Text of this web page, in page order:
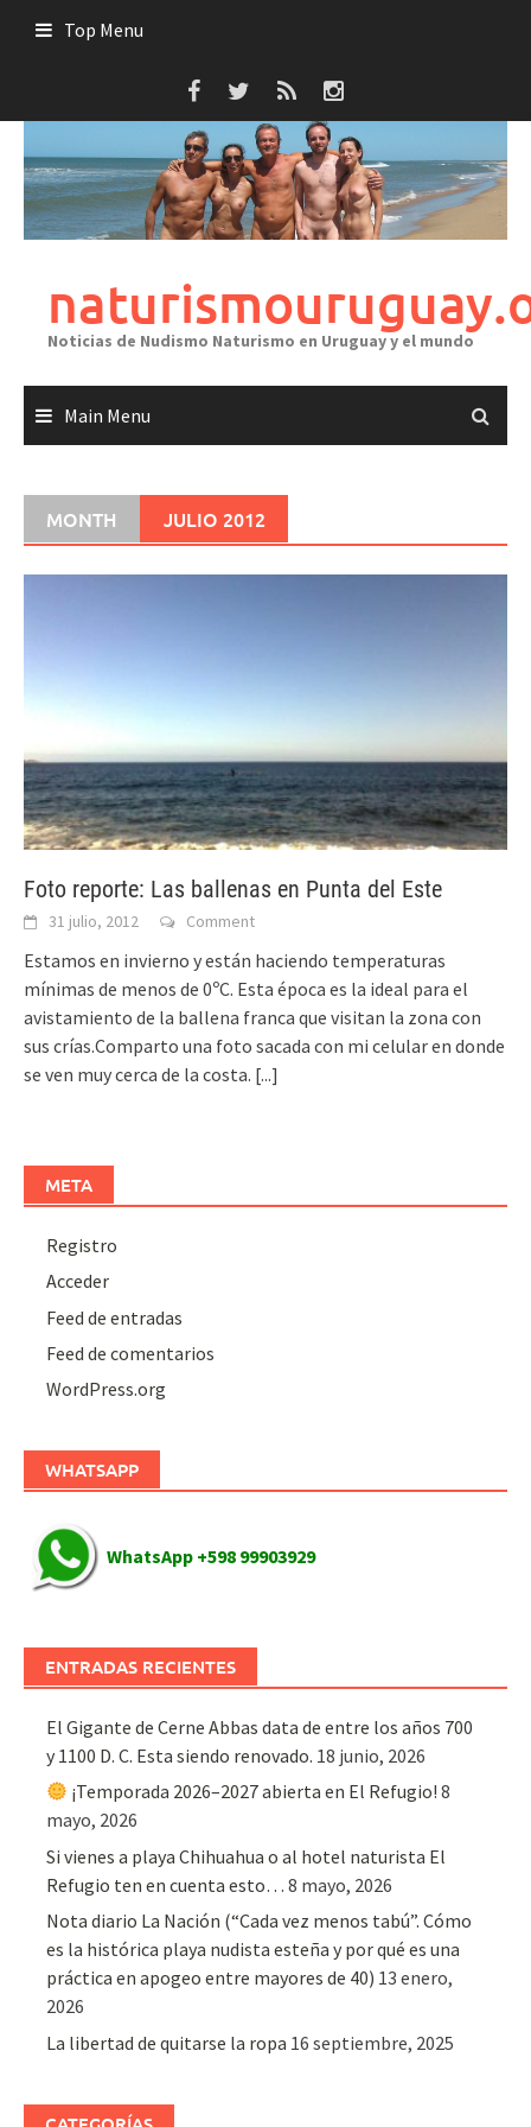
Top Menu
Noticias de Nudismo Naturismo en Uruguay y el mundo
Main Menu
MONTH JULIO 2012
Foto reporte: Las ballenas en Punta del Este
31 julio, 2012 Comment
Estamos en invierno y están haciendo temperaturas
mínimas de menos de 0ºC. Esta época es la ideal para el
avistamiento de la ballena franca que visitan la zona con
sus crías.Comparto una foto sacada con mi celular en donde
se ven muy cerca de la costa. [...]
META
Registro
Acceder
Feed de entradas
Feed de comentarios
WordPress.org
WHATSAPP
WhatsApp +598 99903929
ENTRADAS RECIENTES
El Gigante de Cerne Abbas data de entre los años 700
y 1100 D. C. Esta siendo renovado. 18 junio, 2026
¡Temporada 2026–2027 abierta en El Refugio! 8
mayo, 2026
Si vienes a playa Chihuahua o al hotel naturista El
Refugio ten en cuenta esto… 8 mayo, 2026
Nota diario La Nación (“Cada vez menos tabú”. Cómo
es la histórica playa nudista esteña y por qué es una
práctica en apogeo entre mayores de 40) 13 enero,
2026
La libertad de quitarse la ropa 16 septiembre, 2025